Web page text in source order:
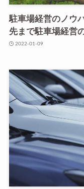
駐車場経営のノウ
先まで駐車場経営
2022-01-09